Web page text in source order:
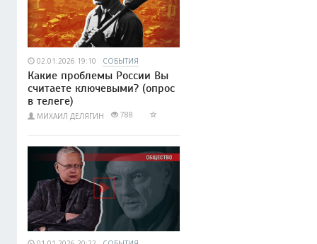
02.01.2026 19:10 СОБЫТИЯ
Какие проблемы России Вы
считаете ключевыми? (опрос
в телеге)
МИХАИЛ ДЕЛЯГИН 788